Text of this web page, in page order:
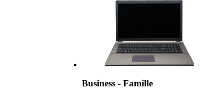
Business - Famille